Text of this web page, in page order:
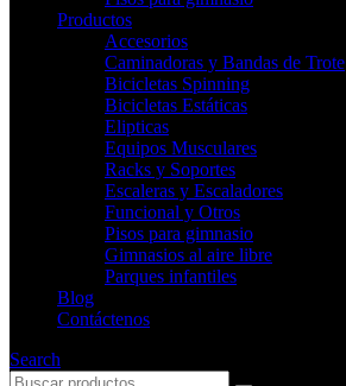
Productos
Accesorios
Caminadoras y Bandas de Trote
Bicicletas Spinning
Bicicletas Estáticas
Elipticas
Equipos Musculares
Racks y Soportes
Escaleras y Escaladores
Funcional y Otros
Pisos para gimnasio
Gimnasios al aire libre
Parques infantiles
Blog
Contáctenos
Search